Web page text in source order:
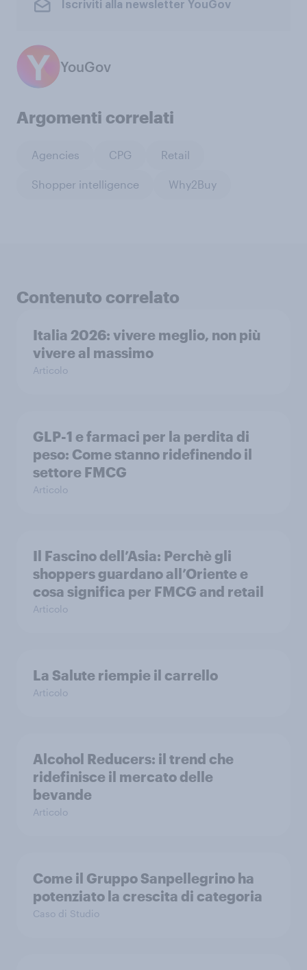
Iscriviti alla newsletter YouGov
YouGov
Argomenti correlati
Agencies CPG Retail
Shopper intelligence Why2Buy
Contenuto correlato
Italia 2026: vivere meglio, non più
vivere al massimo
Articolo
GLP-1 e farmaci per la perdita di
peso: Come stanno ridefinendo il
settore FMCG
Articolo
Il Fascino dell’Asia: Perchè gli
shoppers guardano all’Oriente e
cosa significa per FMCG and retail
Articolo
La Salute riempie il carrello
Articolo
Alcohol Reducers: il trend che
ridefinisce il mercato delle
bevande
Articolo
Come il Gruppo Sanpellegrino ha
potenziato la crescita di categoria
Caso di Studio